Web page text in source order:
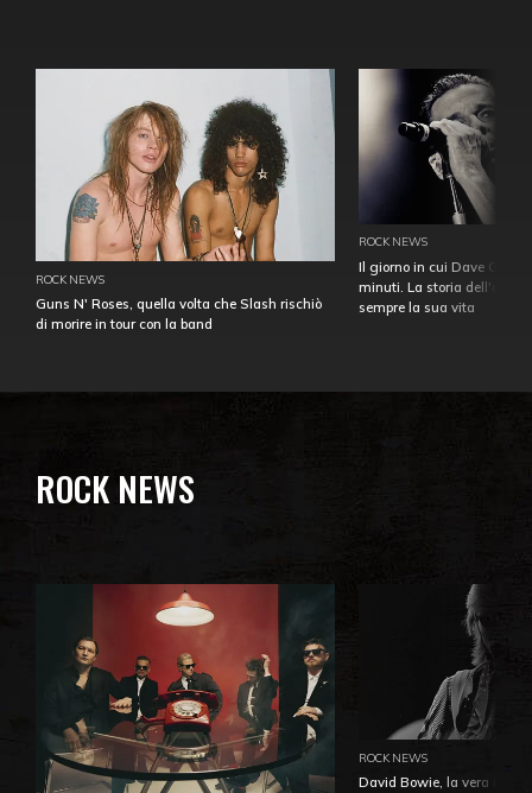
ROCK NEWS
Guns N' Roses, quella volta che Slash rischiò
di morire in tour con la band
ROCK NEWS
Il giorno in cui Dave
minuti. La storia
sempre la sua vita
ROCK NEWS
ROCK NEWS
David Bowie, la vera